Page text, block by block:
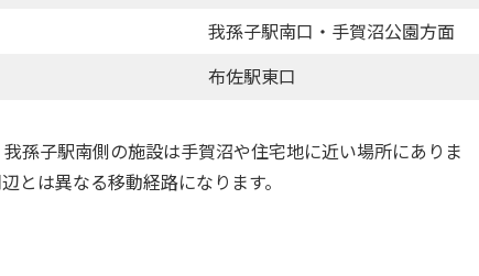
我孫子駅南口・手賀沼公園方面
布佐駅東口
孫子駅南側の施設は手賀沼や住宅地に近い場所にありま
とは異なる移動経路になります。